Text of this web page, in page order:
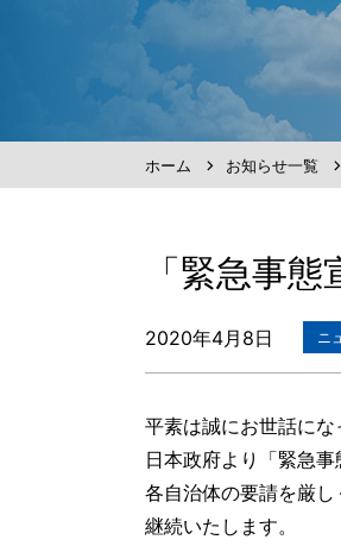
ホーム お知らせ一覧
「緊急事
2020年4月8日 ニ
平素は誠にお世話にな
日本政府より「緊急
各自治体の要請を厳
継続いたします。